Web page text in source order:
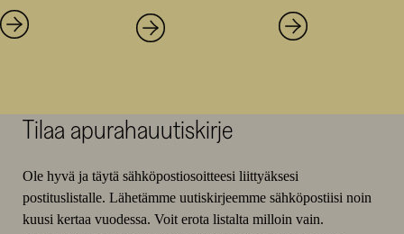
Tilaa apurahauutiskirje
Ole hyvä ja täytä sähköpostiosoitteesi liittyäksesi
postituslistalle. Lähetämme uutiskirjeemme sähköpostiisi noin
kuusi kertaa vuodessa. Voit erota listalta milloin vain.